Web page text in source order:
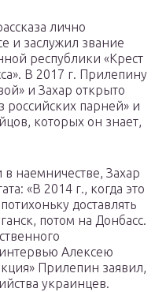
лично
и заслужил звание
республики «Крест
В 2017 г. Прилепину
и Захар открыто
российских парней» и
которых он знает,
наемничестве, Захар
«В 2014 г., когда это
доставлять
потом на Донбасс.
Алексею
Прилепин заявил,
украинцев.